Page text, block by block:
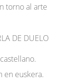
torno al arte
DE DUELO
en euskera.